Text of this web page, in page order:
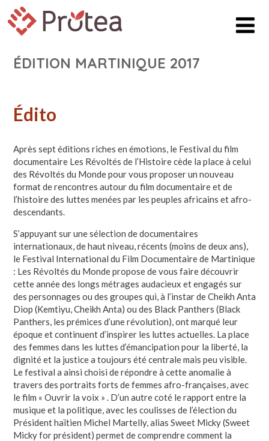
ÉDITION MARTINIQUE 2017
Édito
Après sept éditions riches en émotions, le Festival du film
documentaire Les Révoltés de l’Histoire cède la place à celui
des Révoltés du Monde pour vous proposer un nouveau
format de rencontres autour du film documentaire et de
l’histoire des luttes menées par les peuples africains et afro-
descendants.
S’appuyant sur une sélection de documentaires
internationaux, de haut niveau, récents (moins de deux ans),
le Festival International du Film Documentaire de Martinique
: Les Révoltés du Monde propose de vous faire découvrir
cette année des longs métrages audacieux et engagés sur
des personnages ou des groupes qui, à l’instar de Cheikh Anta
Diop (Kemtiyu, Cheikh Anta) ou des Black Panthers (Black
Panthers, les prémices d’une révolution), ont marqué leur
époque et continuent d’inspirer les luttes actuelles. La place
des femmes dans les luttes d’émancipation pour la liberté, la
dignité et la justice a toujours été centrale mais peu visible.
Le festival a ainsi choisi de répondre à cette anomalie à
travers des portraits forts de femmes afro-françaises, avec
le film « Ouvrir la voix » . D’un autre coté le rapport entre la
musique et la politique, avec les coulisses de l’élection du
Président haïtien Michel Martelly, alias Sweet Micky (Sweet
Micky for président) permet de comprendre comment la